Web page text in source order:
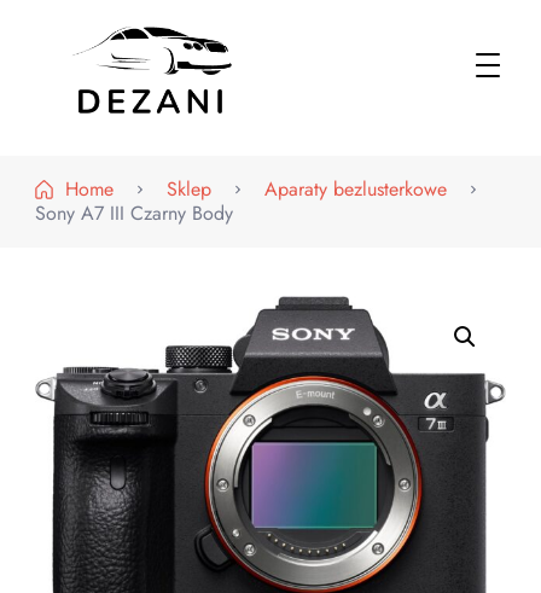
Home
Sklep
Aparaty bezlusterkowe
Sony A7 III Czarny Body